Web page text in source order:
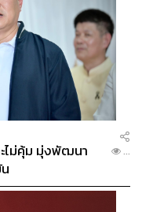
ไม่คุ้ม มุ่งพัฒนา
...